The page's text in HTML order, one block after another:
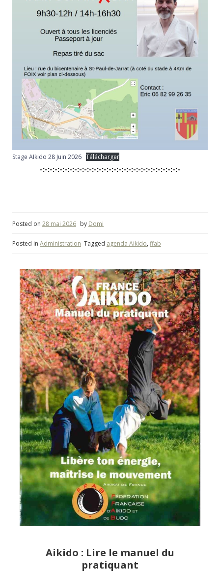
Stage AIkido 28 Juin 2026 Télécharger
-:-:-:-:-:-:-:-:-:-:-:-:-:-:-:-:-:-:-:-:-:-:-:-:-:-:-:-:-
Posted on 28 mai 2026 by Domi
Posted in Administration Tagged agenda Aikido, ffab
Aikido : Lire le manuel du
pratiquant